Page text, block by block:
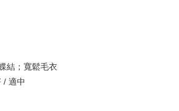
結；寬鬆毛衣
/ 適中